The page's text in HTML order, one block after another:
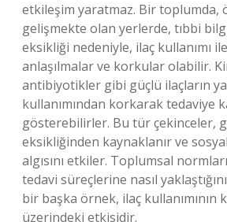
etkileşim yaratmaz. Bir toplumda,
gelişmekte olan yerlerde, tıbbi
eksikliği nedeniyle, ilaç kullanımı
anlaşılmalar ve korkular olabilir.
antibiyotikler gibi güçlü ilaçların
kullanımından korkarak tedaviye
gösterebilirler. Bu tür çekinceler,
eksikliğinden kaynaklanır ve sosyal
algısını etkiler. Toplumsal
tedavi süreçlerine nasıl
bir başka örnek, ilaç kullanımının
üzerindeki etkisidir.